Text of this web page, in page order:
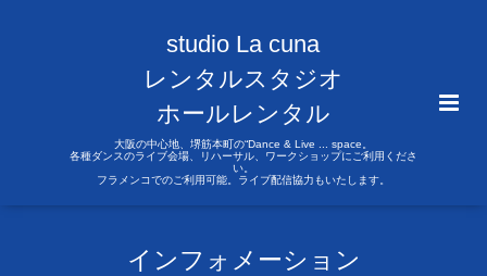
studio La cuna
レンタルスタジオ
ホールレンタル
大阪の中心地、堺筋本町の“Dance & Live ... space。
各種ダンスのライブ会場、リハーサル、ワークショップにご利用くださ
い。
フラメンコでのご利用可能。ライブ配信協力もいたします。
インフォメーション